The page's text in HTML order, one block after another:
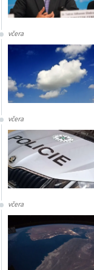
včera
včera
včera